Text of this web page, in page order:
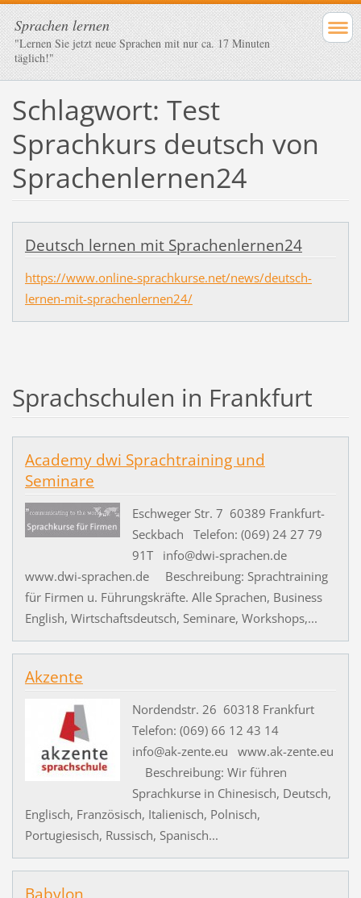
Sprachen lernen
"Lernen Sie jetzt neue Sprachen mit nur ca. 17 Minuten
täglich!"
Schlagwort: Test
Sprachkurs deutsch von
Sprachenlernen24
Deutsch lernen mit Sprachenlernen24
https://www.online-sprachkurse.net/news/deutsch-
lernen-mit-sprachenlernen24/
Sprachschulen in Frankfurt
Academy dwi Sprachtraining und
Seminare
Eschweger Str. 7 60389 Frankfurt-
Seckbach Telefon: (069) 24 27 79
91T info@dwi-sprachen.de
www.dwi-sprachen.de Beschreibung: Sprachtraining
für Firmen u. Führungskräfte. Alle Sprachen, Business
English, Wirtschaftsdeutsch, Seminare, Workshops,...
Akzente
Nordendstr. 26 60318 Frankfurt
Telefon: (069) 66 12 43 14
info@ak-zente.eu www.ak-zente.eu
Beschreibung: Wir führen
Sprachkurse in Chinesisch, Deutsch,
Englisch, Französisch, Italienisch, Polnisch,
Portugiesisch, Russisch, Spanisch...